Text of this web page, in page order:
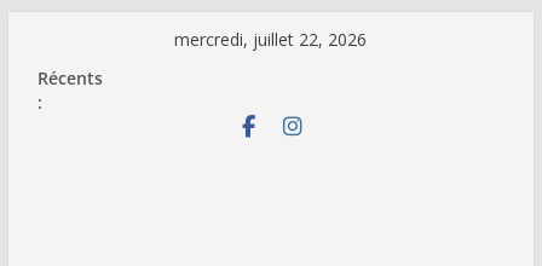
contenu
mercredi, juillet 22, 2026
Récents
: